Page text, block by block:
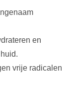
en
vrije radicalen